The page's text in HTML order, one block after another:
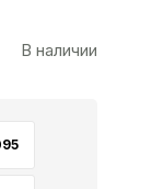
В наличии